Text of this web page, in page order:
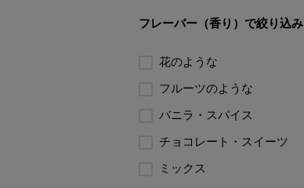
フレーバー（香り）で絞り込み
花のような
フルーツのような
バニラ・スパイス
チョコレート・スイーツ
ミックス